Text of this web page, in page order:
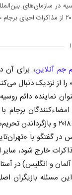
در سازمان‌های
جم آنلاین، برای آن
از نزدیک دنبال
نماینده دائم
و انگلیس) در
مسئله بازیگران